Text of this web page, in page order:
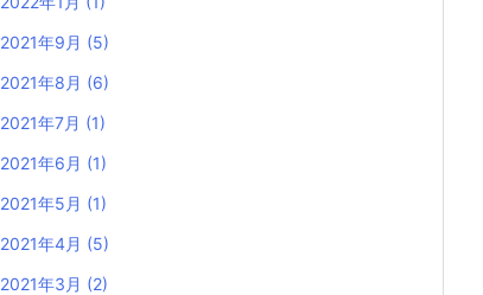
2021年9月 (5)
2021年8月 (6)
2021年7月 (1)
2021年6月 (1)
2021年5月 (1)
2021年4月 (5)
2021年3月 (2)